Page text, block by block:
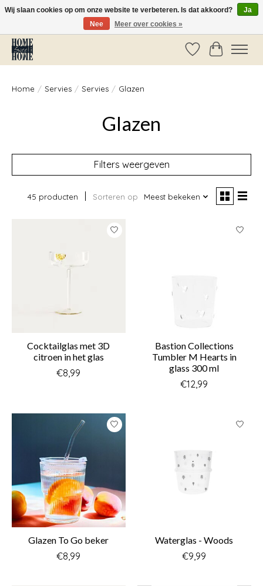
Vóór 14:00 besteld, dezelfde dag verzonden!
Verlanglijst
Home / Servies / Servies / Glazen
Glazen
Filters weergeven
45 producten Sorteren op Meest bekeken
Cocktailglas met 3D
citroen in het glas
€8,99
Bastion Collections
Tumbler M Hearts in
glass 300 ml
€12,99
Glazen To Go beker
€8,99
Waterglas - Woods
€9,99
Wij slaan cookies op om onze website te verbeteren. Is dat akkoord?
Ja
Nee
Meer over cookies »